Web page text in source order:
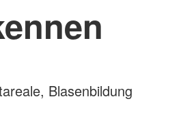
Blasenbildung